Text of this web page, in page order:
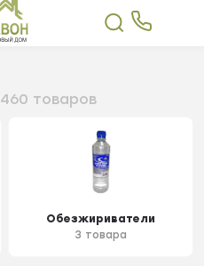
460 товаров
Обезжириватели
3 товара